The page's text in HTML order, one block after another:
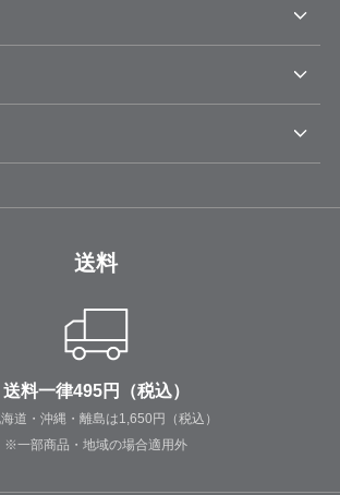
送料
送料一律495円（税込）
道・沖縄・離島は1,650円（税込）
※一部商品・地域の場合適用外